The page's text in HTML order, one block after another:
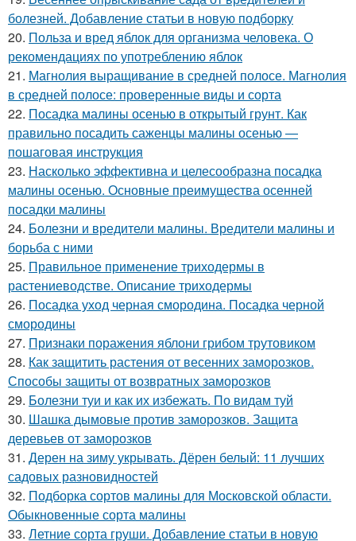
болезней. Добавление статьи в новую подборку
20. Польза и вред яблок для организма человека. О
рекомендациях по употреблению яблок
21. Магнолия выращивание в средней полосе. Магнолия
в средней полосе: проверенные виды и сорта
22. Посадка малины осенью в открытый грунт. Как
правильно посадить саженцы малины осенью —
пошаговая инструкция
23. Насколько эффективна и целесообразна посадка
малины осенью. Основные преимущества осенней
посадки малины
24. Болезни и вредители малины. Вредители малины и
борьба с ними
25. Правильное применение триходермы в
растениеводстве. Описание триходермы
26. Посадка уход черная смородина. Посадка черной
смородины
27. Признаки поражения яблони грибом трутовиком
28. Как защитить растения от весенних заморозков.
Способы защиты от возвратных заморозков
29. Болезни туи и как их избежать. По видам туй
30. Шашка дымовые против заморозков. Защита
деревьев от заморозков
31. Дерен на зиму укрывать. Дёрен белый: 11 лучших
садовых разновидностей
32. Подборка сортов малины для Московской области.
Обыкновенные сорта малины
33. Летние сорта груши. Добавление статьи в новую